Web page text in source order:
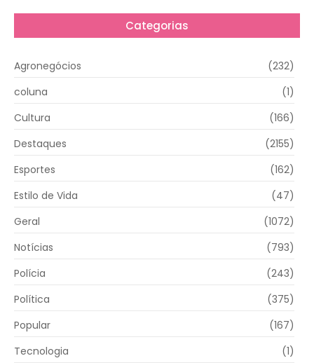
Categorias
Agronegócios
(232)
coluna
(1)
Cultura
(166)
Destaques
(2155)
Esportes
(162)
Estilo de Vida
(47)
Geral
(1072)
Notícias
(793)
Polícia
(243)
Política
(375)
Popular
(167)
Tecnologia
(1)